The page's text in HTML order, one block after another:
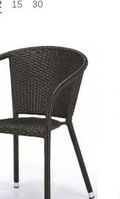
15 30